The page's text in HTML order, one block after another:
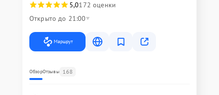
5,0172 оценки
Открыто до 21:00
Маршрут
ОбзорОтзывы 168